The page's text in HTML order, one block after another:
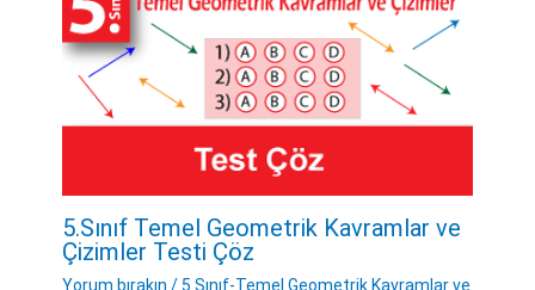
5.Sınıf Temel Geometrik Kavramlar ve
Çizimler Testi Çöz
Yorum bırakın /5.Sınıf-Temel Geometrik Kavramlar ve